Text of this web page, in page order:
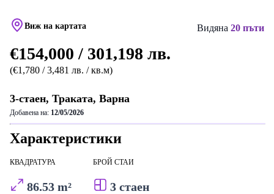
Виж на картата Видяна 20 пъти
€154,000 / 301,198 лв.
(€1,780 / 3,481 лв. / кв.м)
3-стаен, Траката, Варна
Добавена на: 12/05/2026
Характеристики
КВАДРАТУРА
86.53 m²
БРОЙ СТАИ
3 стаен